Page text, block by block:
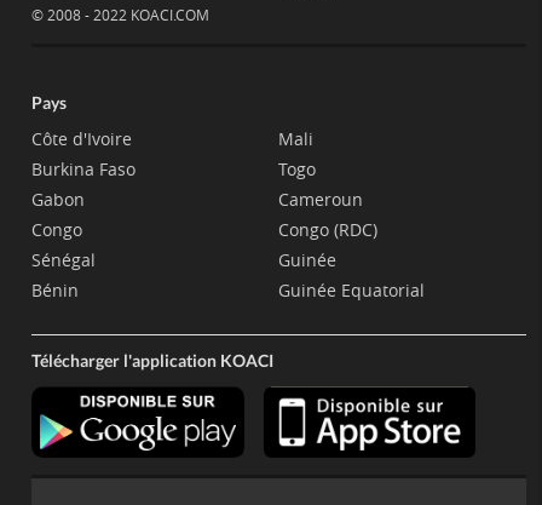
© 2008 - 2022 KOACI.COM
Pays
Côte d'Ivoire
Burkina Faso
Gabon
Congo
Sénégal
Bénin
Mali
Togo
Cameroun
Congo (RDC)
Guinée
Guinée Equatorial
Télécharger l'application KOACI